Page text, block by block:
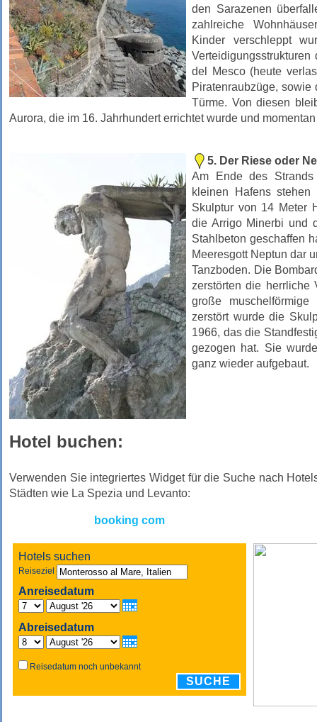
den Sarazenen
zahlreiche
Kinder verschleppt
del Mesco (heute
Piratenraubzüge,
Türme. Von diesen
Aurora, die im 16. Jahrhundert errichtet wurde und
5. Der Riese oder
Am Ende des
kleinen Hafens
Skulptur von 14 Meter
die Arrigo Minerbi und
Stahlbeton geschaffen
Meeresgott Neptun dar
Tanzboden. Die
zerstörten die
große
zerstört wurde die
1966, das die
gezogen hat. Sie
ganz wieder aufgebaut.
Hotel buchen:
Verwenden Sie integriertes Widget für die Suche nach
Städten wie La Spezia und Levanto:
booking com
Hotels suchen
Reiseziel
Anreisedatum
Abreisedatum
Reisedatum noch unbekannt
SUCHE